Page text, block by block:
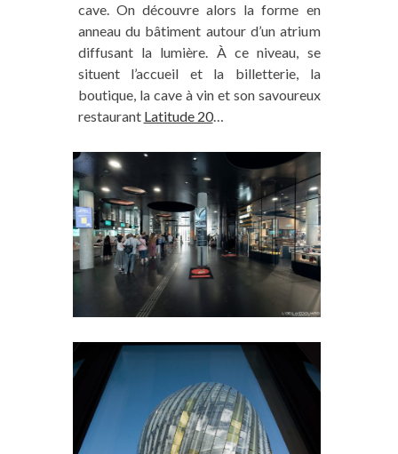
cave. On découvre alors la forme en
anneau du bâtiment autour d’un atrium
diffusant la lumière. À ce niveau, se
situent l’accueil et la billetterie, la
boutique, la cave à vin et son savoureux
restaurant Latitude 20…
Vous aimez notre blog ? Vous
pouvez nous aider !
Sur Trace Ta Route, nous partageons du
contenu intégralement gratuit et indépendant
(aucun article rémunéré !) mais tout cela a un
coût pour nous (frais de fonctionnement,